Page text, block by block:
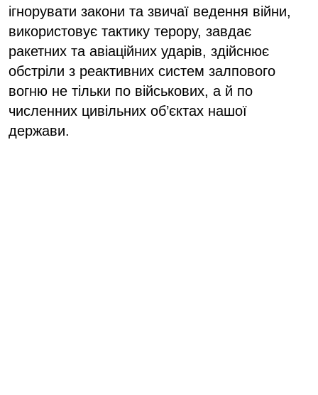
ігнорувати закони та звичаї ведення війни,
використовує тактику терору, завдає
ракетних та авіаційних ударів, здійснює
обстріли з реактивних систем залпового
вогню не тільки по військових, а й по
численних цивільних об’єктах нашої
держави.